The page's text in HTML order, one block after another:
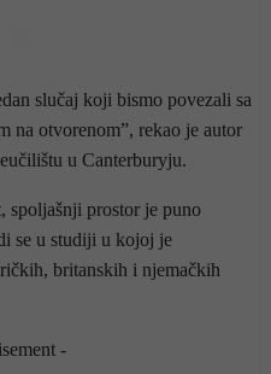
slučaj koji bismo povezali sa
na otvorenom”, rekao je autor
u Canterburyju.
spoljašnji prostor je puno
se u studiji u kojoj je
britanskih i njemačkih
-